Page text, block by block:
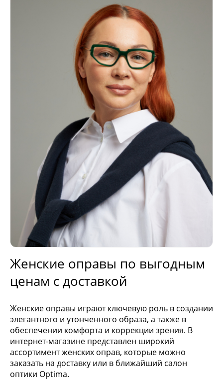
Женские оправы по выгодным
ценам с доставкой
Женские оправы играют ключевую роль в создании
элегантного и утонченного образа, а также в
обеспечении комфорта и коррекции зрения. В
интернет-магазине представлен широкий
ассортимент женских оправ, которые можно
заказать на доставку или в ближайший салон
оптики Optima.